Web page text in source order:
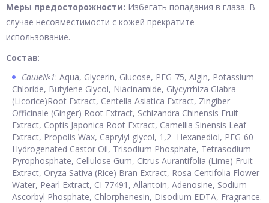
Меры предосторожности: Избегать попадания в глаза. В
случае несовместимости с кожей прекратите
использование.
Состав:
Саше№1: Aqua, Glycerin, Glucose, PEG-75, Algin, Potassium
Chloride, Butylene Glycol, Niacinamide, Glycyrrhiza Glabra
(Licorice)Root Extract, Centella Asiatica Extract, Zingiber
Officinale (Ginger) Root Extract, Schizandra Chinensis Fruit
Extract, Coptis Japonica Root Extract, Camellia Sinensis Leaf
Extract, Propolis Wax, Caprylyl glycol, 1,2- Hexanediol, PEG-60
Hydrogenated Castor Oil, Trisodium Phosphate, Tetrasodium
Pyrophosphate, Cellulose Gum, Citrus Aurantifolia (Lime) Fruit
Extract, Oryza Sativa (Rice) Bran Extract, Rosa Centifolia Flower
Water, Pearl Extract, CI 77491, Allantoin, Adenosine, Sodium
Ascorbyl Phosphate, Chlorphenesin, Disodium EDTA, Fragrance.